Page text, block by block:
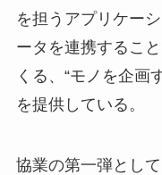
を担うアプリケー
ータを連携するこ
くる、“モノを企画
を提供している。
協業の第一弾とし